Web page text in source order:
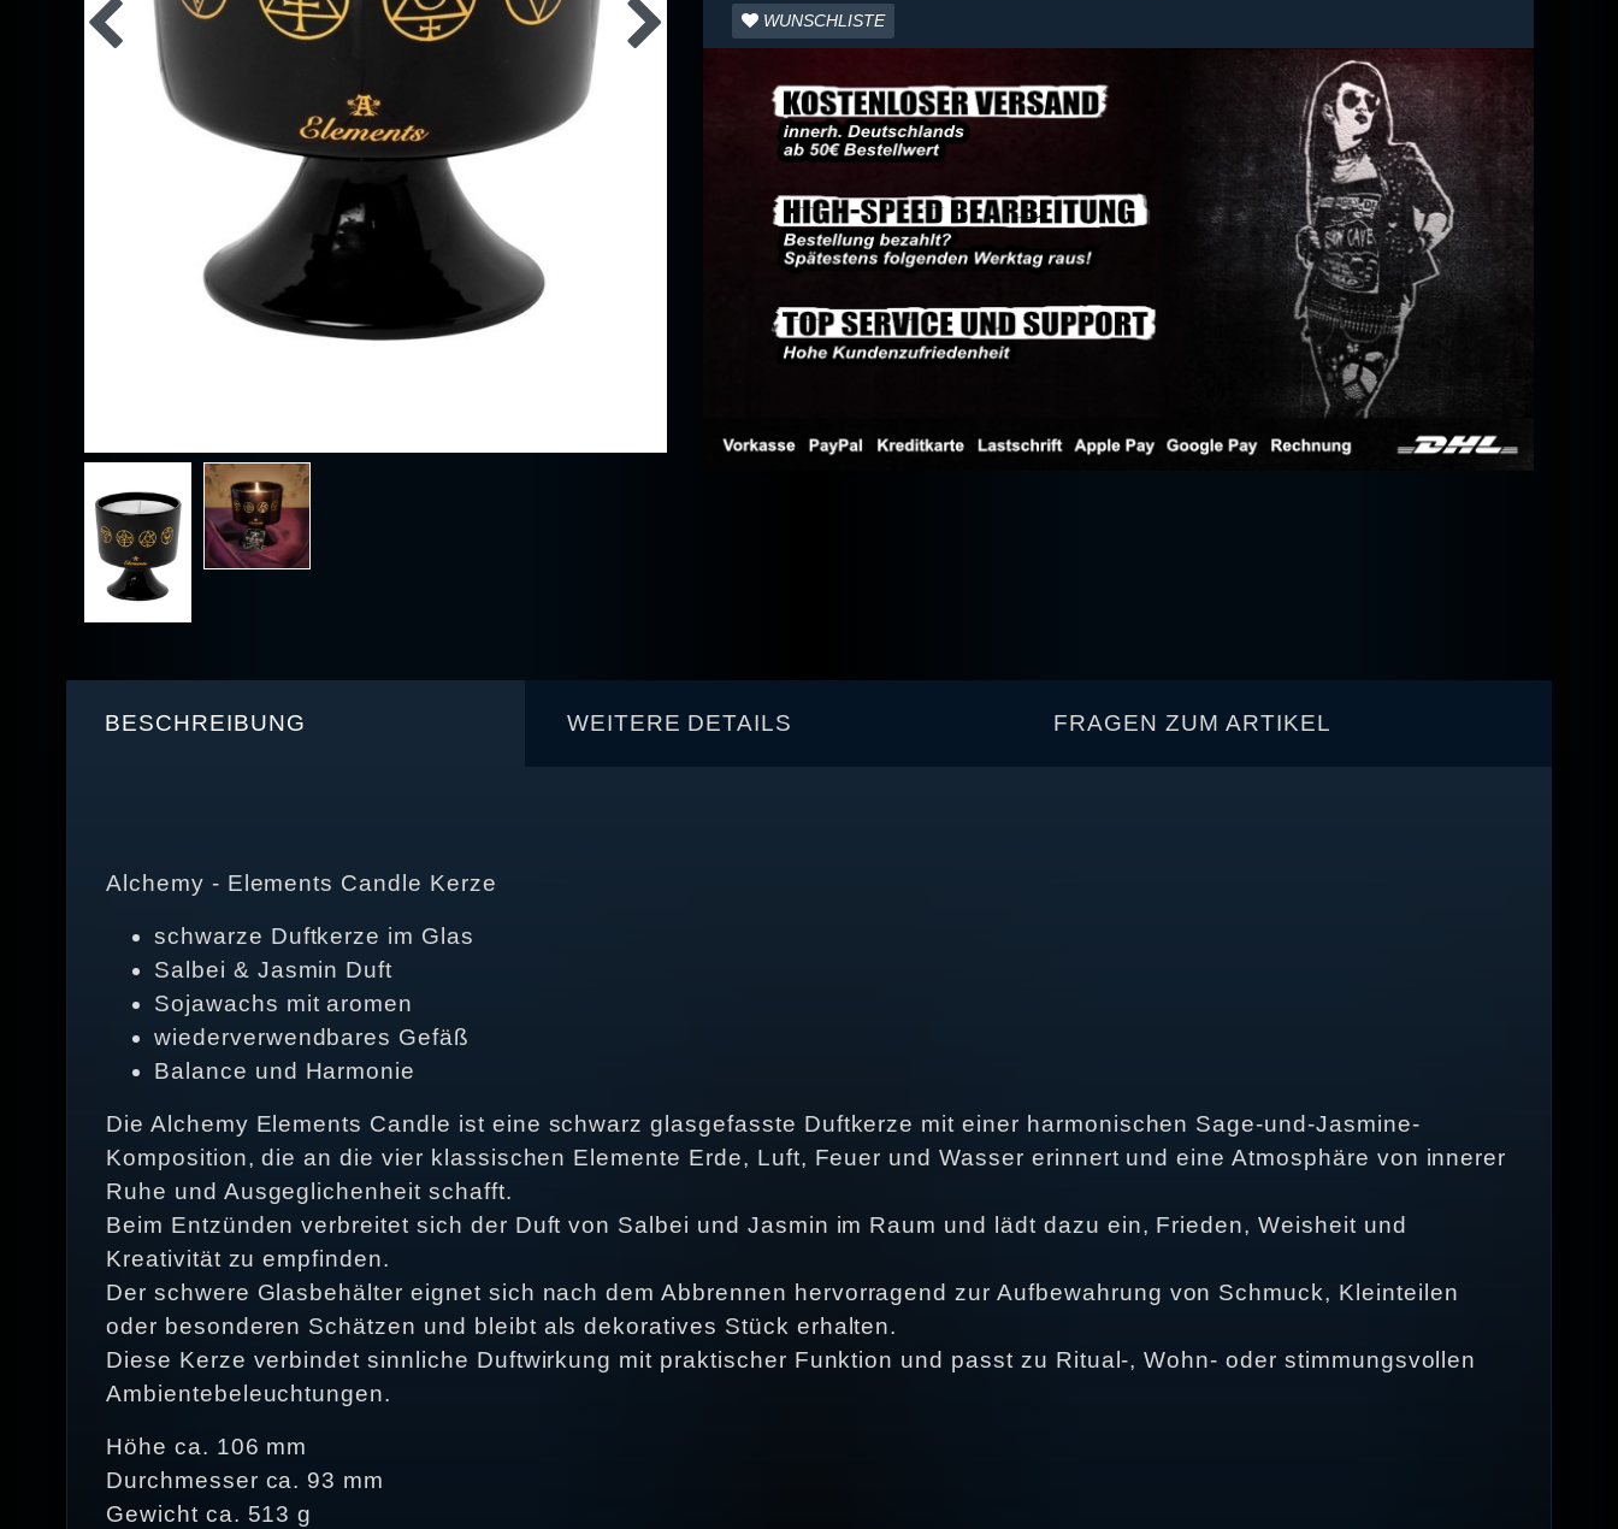
WUNSCHLISTE
BESCHREIBUNG WEITERE DETAILS FRAGEN ZUM ARTIKEL
Alchemy - Elements Candle Kerze
schwarze Duftkerze im Glas
Salbei & Jasmin Duft
Sojawachs mit aromen
wiederverwendbares Gefäß
Balance und Harmonie
Die Alchemy Elements Candle ist eine schwarz glasgefasste Duftkerze mit einer harmonischen Sage-und-Jasmine-
Komposition, die an die vier klassischen Elemente Erde, Luft, Feuer und Wasser erinnert und eine Atmosphäre von innerer
Ruhe und Ausgeglichenheit schafft.
Beim Entzünden verbreitet sich der Duft von Salbei und Jasmin im Raum und lädt dazu ein, Frieden, Weisheit und
Kreativität zu empfinden.
Der schwere Glasbehälter eignet sich nach dem Abbrennen hervorragend zur Aufbewahrung von Schmuck, Kleinteilen
oder besonderen Schätzen und bleibt als dekoratives Stück erhalten.
Diese Kerze verbindet sinnliche Duftwirkung mit praktischer Funktion und passt zu Ritual-, Wohn- oder stimmungsvollen
Ambientebeleuchtungen.
Höhe ca. 106 mm
Durchmesser ca. 93 mm
Gewicht ca. 513 g